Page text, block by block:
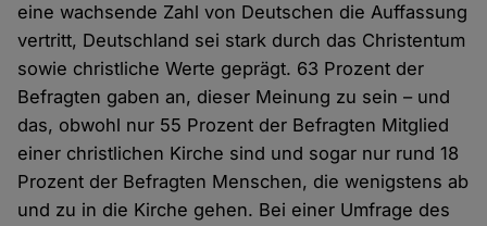
eine wachsende Zahl von Deutschen die Auffassung
vertritt, Deutschland sei stark durch das Christentum
sowie christliche Werte geprägt. 63 Prozent der
Befragten gaben an, dieser Meinung zu sein – und
das, obwohl nur 55 Prozent der Befragten Mitglied
einer christlichen Kirche sind und sogar nur rund 18
Prozent der Befragten Menschen, die wenigstens ab
und zu in die Kirche gehen. Bei einer Umfrage des